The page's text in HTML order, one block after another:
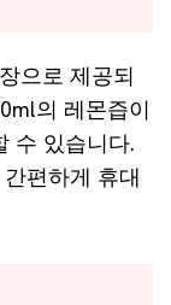
으로 제공되
의 레몬즙이
수 있습니다.
편하게 휴대